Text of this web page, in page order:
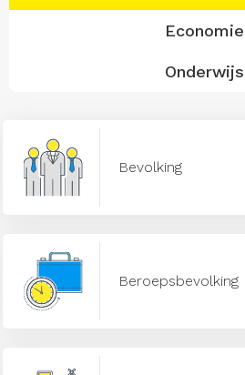
Economie
Onderwijs
Bevolking
Beroepsbevolking